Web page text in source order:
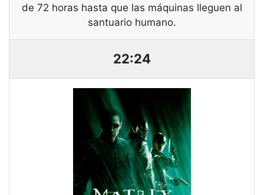
de 72 horas hasta que las máquinas lleguen al
santuario humano.
22:24